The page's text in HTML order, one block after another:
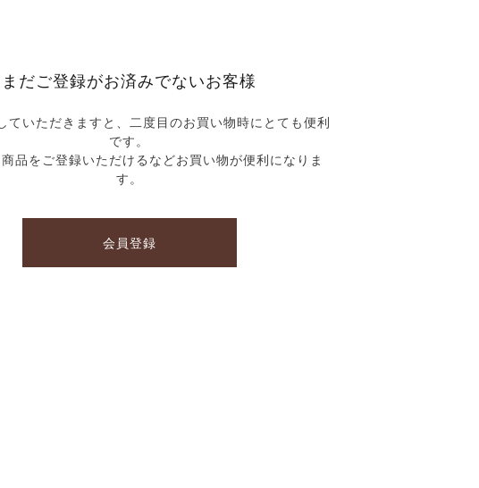
まだご登録がお済みでないお客様
ていただきますと、二度目のお買い物時にとても便利
です。
品をご登録いただけるなどお買い物が便利になりま
す。
会員登録